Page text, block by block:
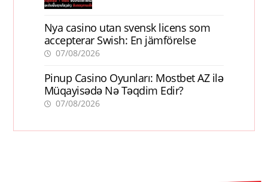
Nya casino utan svensk licens som
accepterar Swish: En jämförelse
07/08/2026
Pinup Casino Oyunları: Mostbet AZ ilə
Müqayisədə Nə Təqdim Edir?
07/08/2026